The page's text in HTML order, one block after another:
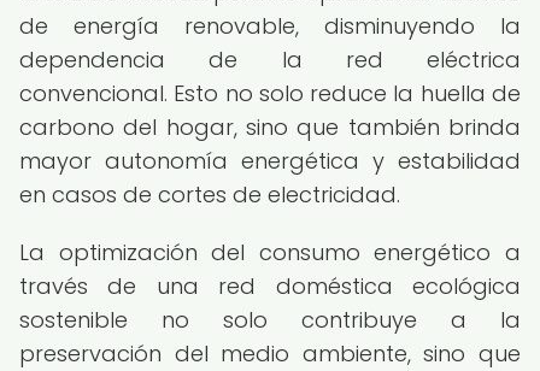
de energía renovable, disminuyendo la
dependencia de la red eléctrica
convencional. Esto no solo reduce la huella de
carbono del hogar, sino que también brinda
mayor autonomía energética y estabilidad
en casos de cortes de electricidad.
La optimización del consumo energético a
través de una red doméstica ecológica
sostenible no solo contribuye a la
preservación del medio ambiente, sino que